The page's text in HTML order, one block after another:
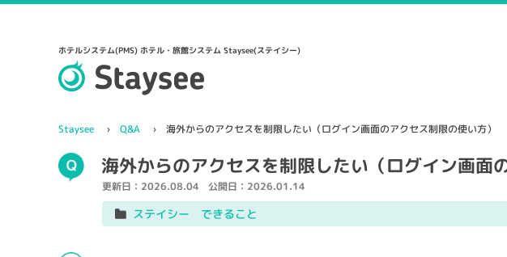
ホテルシステム(PMS) ホテル・旅館システム Staysee(ステイシー)
Staysee Q&A 海外からのアクセスを制限したい（ログイン画面のアクセス制限の使い方）
海外からのアクセスを制限したい（ログイン画面
更新日： 2026.08.04 公開日： 2026.01.14
ステイシー できること